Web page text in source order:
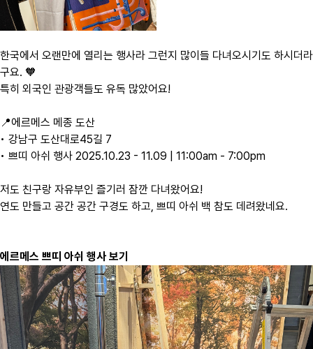
한국에서 오랜만에 열리는 행사라 그런지 많이들 다녀오시기도 하시더라
구요. 🧡
특히 외국인 관광객들도 유독 많았어요!
📍에르메스 메종 도산
• 강남구 도산대로45길 7
• 쁘띠 아쉬 행사 2025.10.23 - 11.09 | 11:00am - 7:00pm
저도 친구랑 자유부인 즐기러 잠깐 다녀왔어요!
연도 만들고 공간 공간 구경도 하고, 쁘띠 아쉬 백 참도 데려왔네요.
에르메스 쁘띠 아쉬 행사 보기